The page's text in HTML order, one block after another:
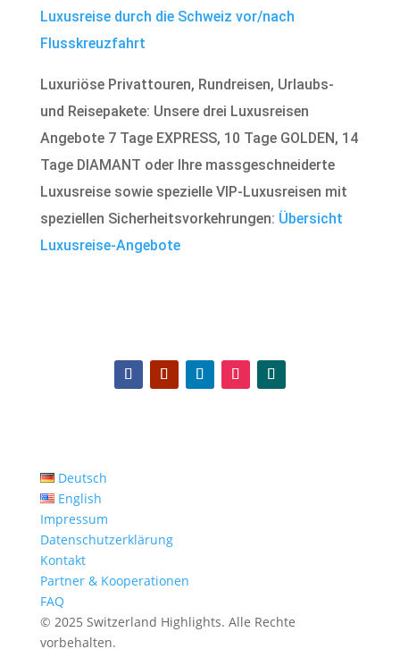
Luxusreise durch die Schweiz vor/nach
Flusskreuzfahrt
Luxuriöse Privattouren, Rundreisen, Urlaubs-
und Reisepakete: Unsere drei Luxusreisen
Angebote 7 Tage EXPRESS, 10 Tage GOLDEN, 14
Tage DIAMANT oder Ihre massgeschneiderte
Luxusreise sowie spezielle VIP-Luxusreisen mit
speziellen Sicherheitsvorkehrungen: Übersicht
Luxusreise-Angebote
Deutsch
English
Impressum
Datenschutzerklärung
Kontakt
Partner & Kooperationen
FAQ
© 2025 Switzerland Highlights. Alle Rechte
vorbehalten.